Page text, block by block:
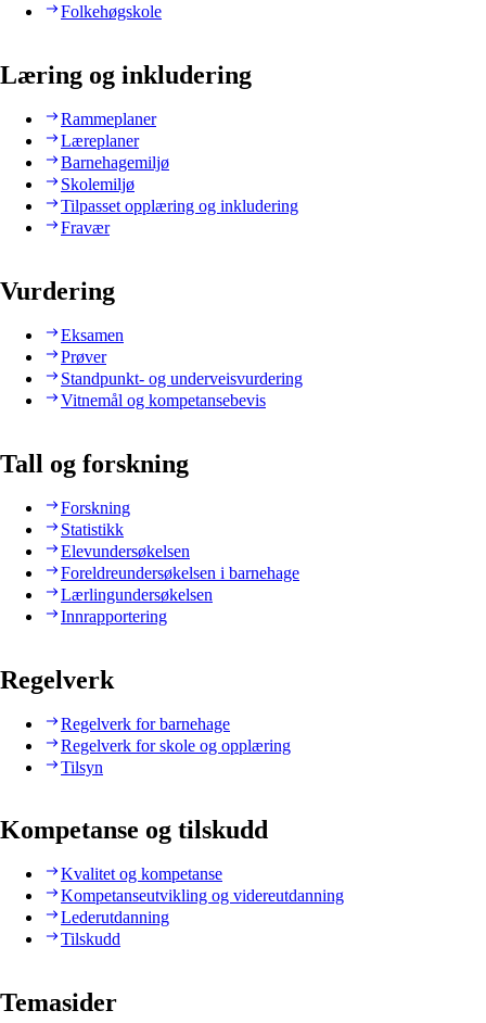
Folkehøgskole
Læring og inkludering
Rammeplaner
Læreplaner
Barnehagemiljø
Skolemiljø
Tilpasset opplæring og inkludering
Fravær
Vurdering
Eksamen
Prøver
Standpunkt- og underveisvurdering
Vitnemål og kompetansebevis
Tall og forskning
Forskning
Statistikk
Elevundersøkelsen
Foreldreundersøkelsen i barnehage
Lærlingundersøkelsen
Innrapportering
Regelverk
Regelverk for barnehage
Regelverk for skole og opplæring
Tilsyn
Kompetanse og tilskudd
Kvalitet og kompetanse
Kompetanseutvikling og videreutdanning
Lederutdanning
Tilskudd
Temasider